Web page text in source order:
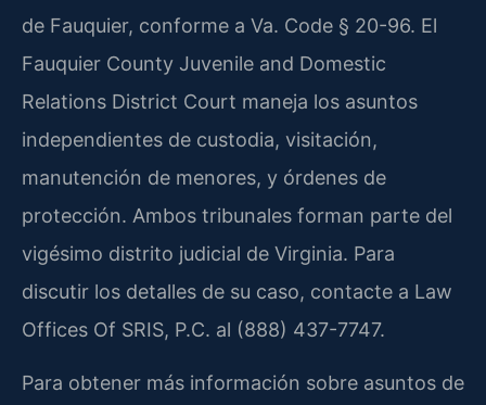
de Fauquier, conforme a Va. Code § 20-96. El
Fauquier County Juvenile and Domestic
Relations District Court maneja los asuntos
independientes de custodia, visitación,
manutención de menores, y órdenes de
protección. Ambos tribunales forman parte del
vigésimo distrito judicial de Virginia. Para
discutir los detalles de su caso, contacte a Law
Offices Of SRIS, P.C. al (888) 437-7747.
Para obtener más información sobre asuntos de